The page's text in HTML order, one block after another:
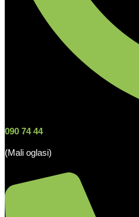
090 74 44
(Mali oglasi)